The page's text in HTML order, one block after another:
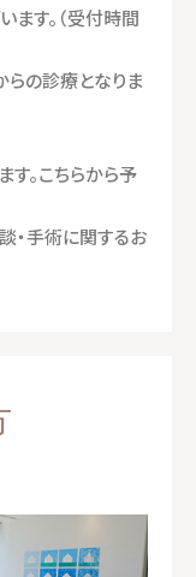
す。（受付時間
の診療となりま
。こちらから予
談・手術に関するお